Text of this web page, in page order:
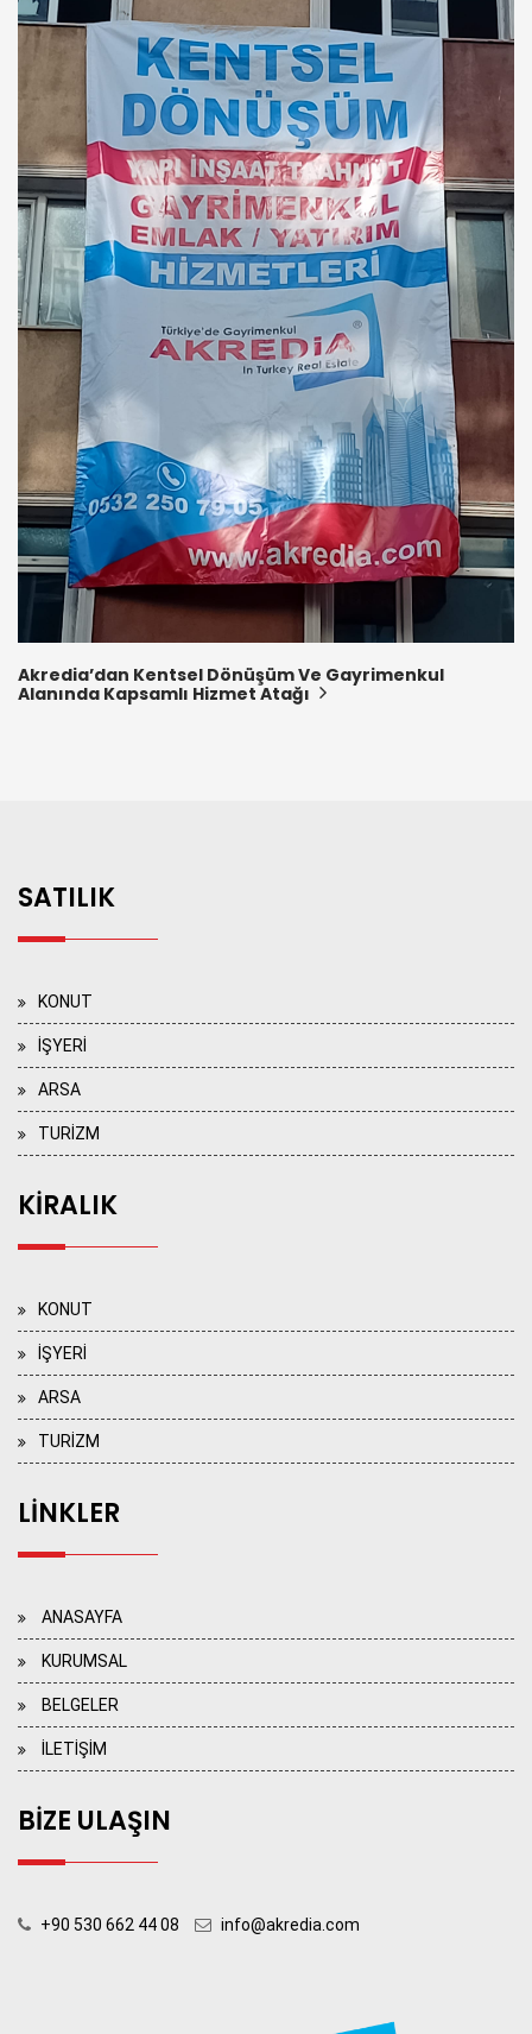
Akredia’dan Kentsel Dönüşüm Ve Gayrimenkul
Alanında Kapsamlı Hizmet Atağı
SATILIK
KONUT
İŞYERİ
ARSA
TURİZM
KİRALIK
KONUT
İŞYERİ
ARSA
TURİZM
LİNKLER
ANASAYFA
KURUMSAL
BELGELER
İLETİŞİM
BİZE ULAŞIN
+90 530 662 44 08
info@akredia.com